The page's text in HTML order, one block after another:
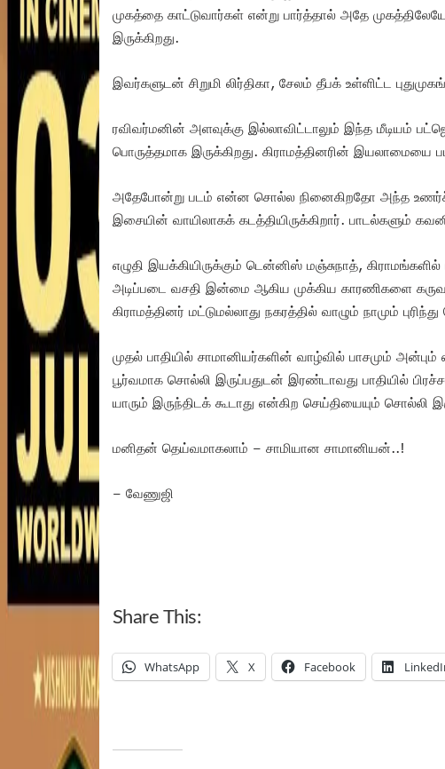
முகத்தை காட்டுவார்கள் என்று பார்த்தால் அதே
இருக்கிறது.
இவர்களுடன் சிறுமி லிர்திகா, சேலம் தீபக் உள்ளிட்ட
ரவிவர்மனின் அளவுக்கு இல்லாவிட்டாலும் இந்த மீடியம்
பொருத்தமாக இருக்கிறது. கிராமத்தினரின் இயலாமையை
அதேபோன்று படம் என்ன சொல்ல நினைகிறதோ அந்த
இசையின் வாயிலாகக் கடத்தியிருக்கிறார். பாடல்களும்
எழுதி இயக்கியிருக்கும் டென்னிஸ் மஞ்சுநாத்,
அடிப்படை வசதி இன்மை ஆகிய முக்கிய காரணிகளை
கிராமத்தினர் மட்டுமல்லாது நகரத்தில் வாழும் நாமும்
முதல் பாதியில் சாமானியர்களின் வாழ்வில் பாசமும்
பூர்வமாக சொல்லி இருப்பதுடன் இரண்டாவது பாதியில்
யாரும் இருந்திடக் கூடாது என்கிற செய்தியையும் சொல்லி
மனிதன் தெய்வமாகலாம் – சாமியான சாமானியன்..!
– வேணுஜி
Share This:
WhatsApp X Facebook